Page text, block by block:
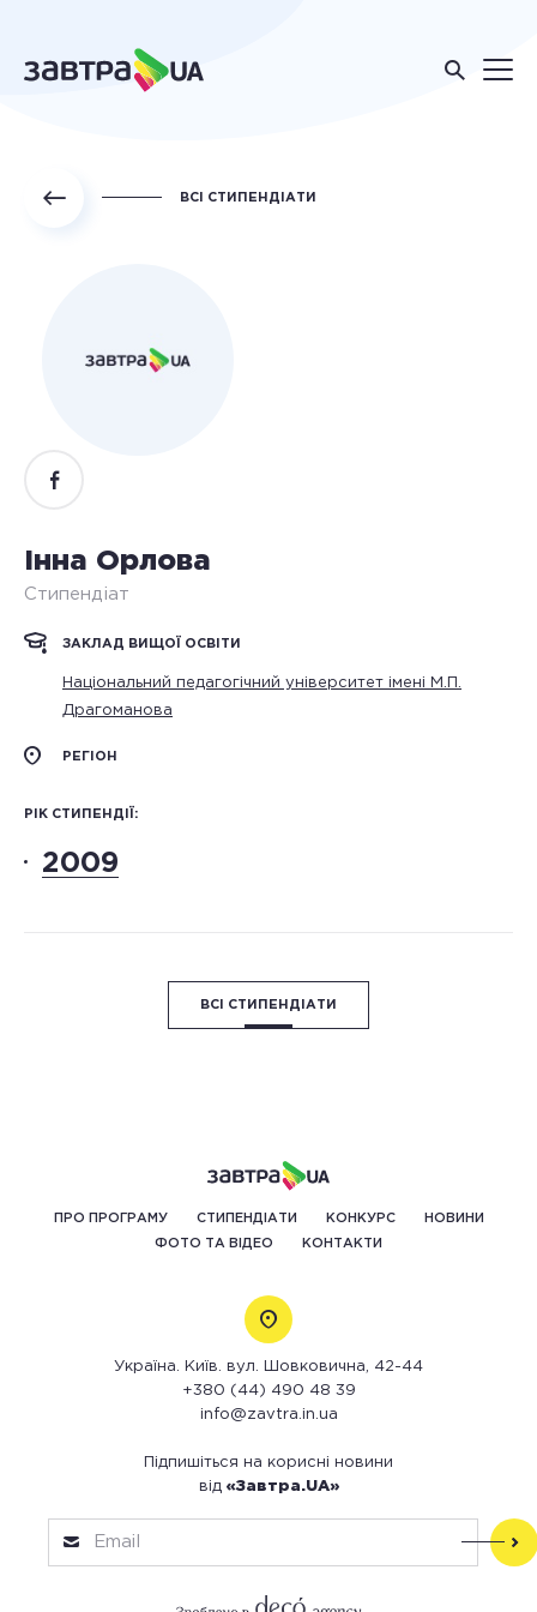
ВСІ СТИПЕНДІАТИ
Інна Орлова
Стипендіат
ЗАКЛАД ВИЩОЇ ОСВІТИ
Національний педагогічний університет імені М.П.
Драгоманова
РЕГІОН
РІК СТИПЕНДІЇ:
2009
ВСІ СТИПЕНДІАТИ
ПРО ПРОГРАМУ СТИПЕНДІАТИ КОНКУРС НОВИНИ
ФОТО ТА ВІДЕО КОНТАКТИ
Україна. Київ. вул. Шовковична, 42-44
+380 (44) 490 48 39
info@zavtra.in.ua
Підпишіться на корисні новини
від «Завтра.UA»